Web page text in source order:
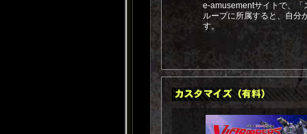
e-amusementサイトで、「
ループに所属すると、自分
す。